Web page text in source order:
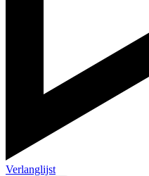
Verlanglijst